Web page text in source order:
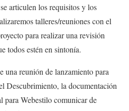
articulen los requisitos y los
talleres/reuniones con el
para realizar una revisión
todos estén en sintonía.
una reunión de lanzamiento para
Descubrimiento, la documentación
para Webestilo comunicar de